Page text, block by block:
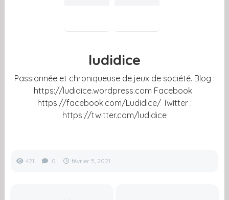
ludidice
Passionnée et chroniqueuse de jeux de société. Blog :
https://ludidice.wordpress.com Facebook :
https://facebook.com/Ludidice/ Twitter :
https://twitter.com/ludidice
421 0 février 5, 2021